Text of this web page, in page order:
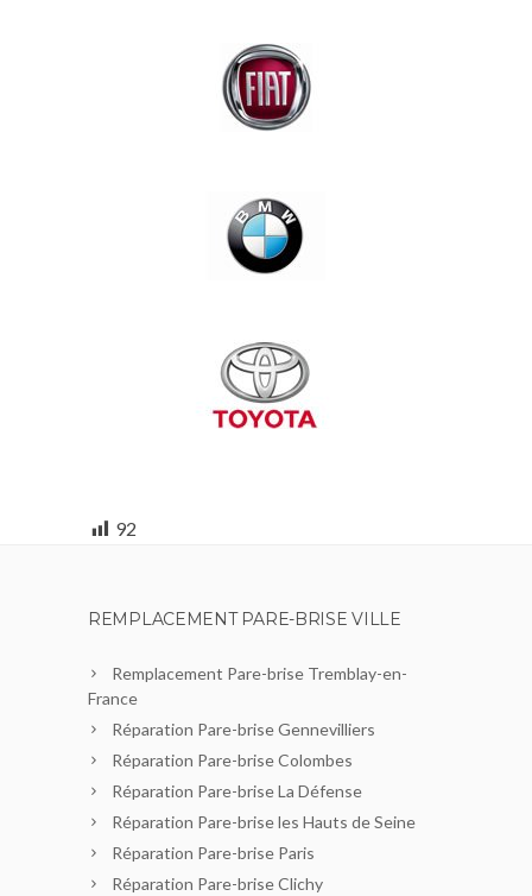
92
REMPLACEMENT PARE-BRISE VILLE
Remplacement Pare-brise Tremblay-en-
France
Réparation Pare-brise Gennevilliers
Réparation Pare-brise Colombes
Réparation Pare-brise La Défense
Réparation Pare-brise les Hauts de Seine
Réparation Pare-brise Paris
Réparation Pare-brise Clichy